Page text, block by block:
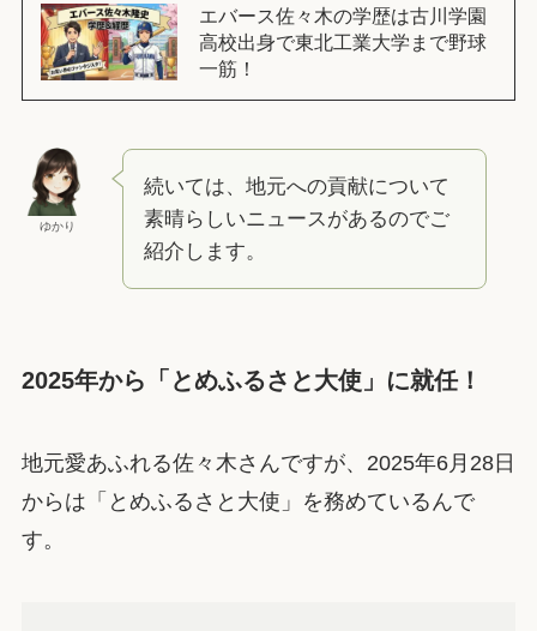
エバース佐々木の学歴は古川学園
高校出身で東北工業大学まで野球
一筋！
ゆかり
続いては、地元への貢献について
素晴らしいニュースがあるのでご
紹介します。
2025年から「とめふるさと大使」に就任！
地元愛あふれる佐々木さんですが、2025年6月28日
からは「とめふるさと大使」を務めているんで
す。